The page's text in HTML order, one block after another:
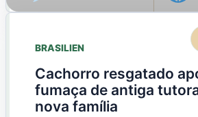
BRASILIEN
Cachorro resgatado
fumaça de antiga
nova família